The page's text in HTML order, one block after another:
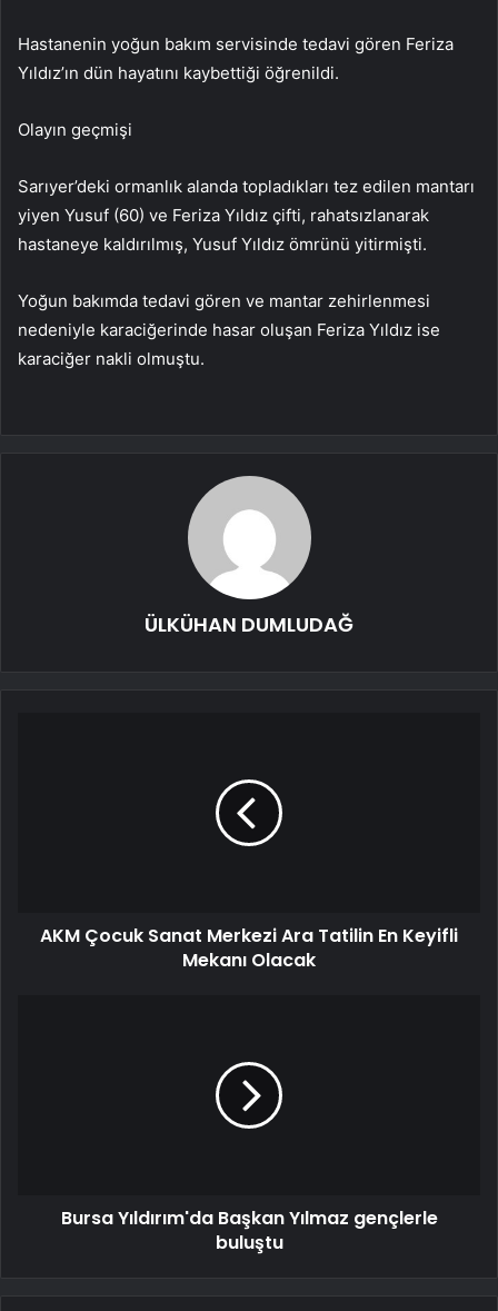
Hastanenin yoğun bakım servisinde tedavi gören Feriza
Yıldız’ın dün hayatını kaybettiği öğrenildi.
Olayın geçmişi
Sarıyer’deki ormanlık alanda topladıkları tez edilen mantarı
yiyen Yusuf (60) ve Feriza Yıldız çifti, rahatsızlanarak
hastaneye kaldırılmış, Yusuf Yıldız ömrünü yitirmişti.
Yoğun bakımda tedavi gören ve mantar zehirlenmesi
nedeniyle karaciğerinde hasar oluşan Feriza Yıldız ise
karaciğer nakli olmuştu.
ÜLKÜHAN DUMLUDAĞ
AKM Çocuk Sanat Merkezi Ara Tatilin En Keyifli
Mekanı Olacak
Bursa Yıldırım'da Başkan Yılmaz gençlerle
buluştu